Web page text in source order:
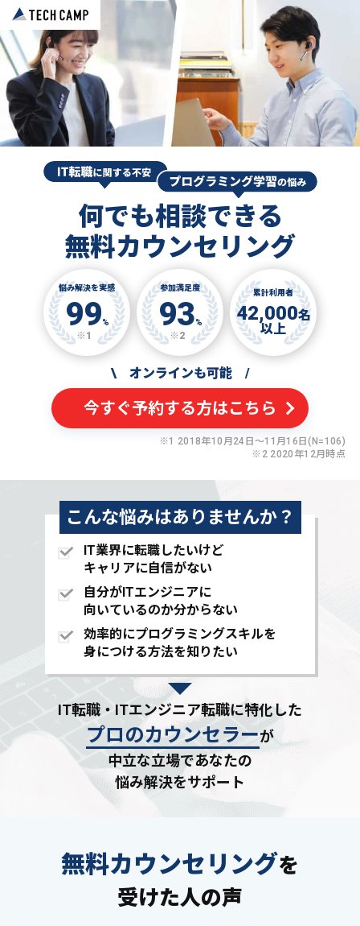
何でも相談できる
無料カウンセリング
悩み解決を実感
99%
※1
参加満足度
93%
※2
累計利用者
42,000名
以上
\ オンラインも可能 /
今すぐ予約する方はこちら
※1 2018年10月24日〜11月16日(N=106)
※2 2020年12月時点
こんな悩みはありませんか？
IT業界に転職したいけど
キャリアに自信がない
自分がITエンジニアに
向いているのか分からない
効率的にプログラミングスキルを
身につける方法を知りたい
IT転職・ITエンジニア転職に特化した
プロのカウンセラーが
中立な立場であなたの
悩み解決をサポート
無料カウンセリングを
受けた人の声